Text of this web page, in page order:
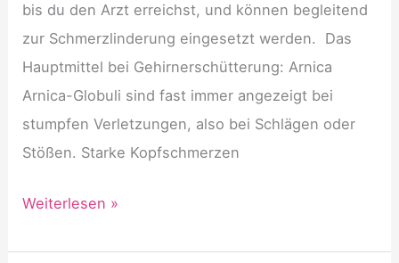
bis du den Arzt erreichst, und können begleitend
zur Schmerzlinderung eingesetzt werden. Das
Hauptmittel bei Gehirnerschütterung: Arnica
Arnica-Globuli sind fast immer angezeigt bei
stumpfen Verletzungen, also bei Schlägen oder
Stößen. Starke Kopfschmerzen
Erste
Weiterlesen »